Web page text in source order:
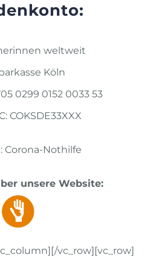
weltweit
Köln
0299 0152 0033 53
COKSDE33XXX
Corona-Nothilfe
unsere Website:
vc_row][vc_row]